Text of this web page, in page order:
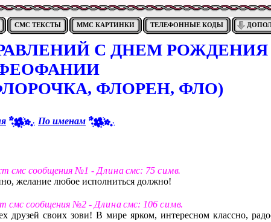
СМС ТЕКСТЫ ММС КАРТИНКИ ТЕЛЕФОННЫЕ КОДЫ
С ДНЕМ РОЖДЕНИЯ
ФЛОРЕН, ФЛО)
По именам
смс сообщения №1 - Д л и н асмс: 75 с и м в.
желание любое исполниться должно!
смс сообщения №2 - Д л и н асмс: 106 с и м в.
друзей своих зови! В мире ярком, интересном классно,